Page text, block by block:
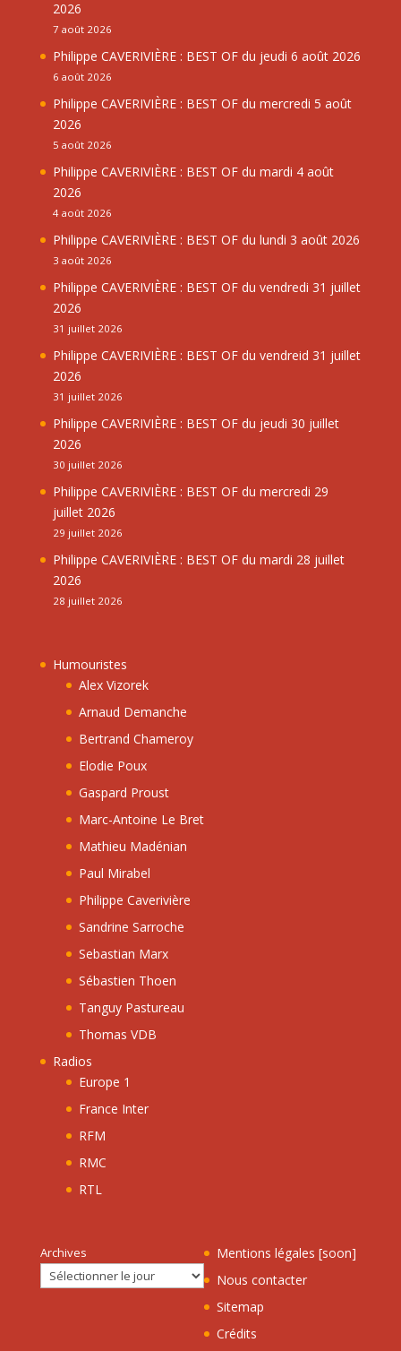
2026
7 août 2026
Philippe CAVERIVIÈRE : BEST OF du jeudi 6 août 2026
6 août 2026
Philippe CAVERIVIÈRE : BEST OF du mercredi 5 août
2026
5 août 2026
Philippe CAVERIVIÈRE : BEST OF du mardi 4 août
2026
4 août 2026
Philippe CAVERIVIÈRE : BEST OF du lundi 3 août 2026
3 août 2026
Philippe CAVERIVIÈRE : BEST OF du vendredi 31 juillet
2026
31 juillet 2026
Philippe CAVERIVIÈRE : BEST OF du vendreid 31 juillet
2026
31 juillet 2026
Philippe CAVERIVIÈRE : BEST OF du jeudi 30 juillet
2026
30 juillet 2026
Philippe CAVERIVIÈRE : BEST OF du mercredi 29
juillet 2026
29 juillet 2026
Philippe CAVERIVIÈRE : BEST OF du mardi 28 juillet
2026
28 juillet 2026
Humouristes
Alex Vizorek
Arnaud Demanche
Bertrand Chameroy
Elodie Poux
Gaspard Proust
Marc-Antoine Le Bret
Mathieu Madénian
Paul Mirabel
Philippe Caverivière
Sandrine Sarroche
Sebastian Marx
Sébastien Thoen
Tanguy Pastureau
Thomas VDB
Radios
Europe 1
France Inter
RFM
RMC
RTL
Archives
Mentions légales [soon]
Nous contacter
Sitemap
Crédits